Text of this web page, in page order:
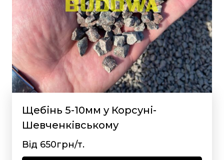
Щебінь 5-10мм у Корсуні-
Шевченківському
Від 650грн/т.